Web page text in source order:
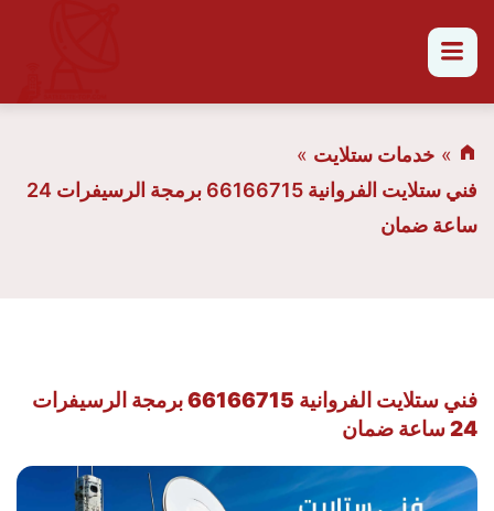
خدمات ستلايت
فني ستلايت الفروانية 66166715 برمجة الرسيفرات 24
ساعة ضمان
فني ستلايت الفروانية 66166715 برمجة الرسيفرات
24 ساعة ضمان